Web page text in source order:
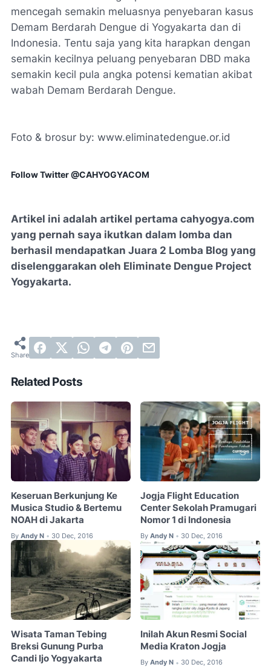
mencegah semakin meluasnya penyebaran kasus
Demam Berdarah Dengue di Yogyakarta dan di
Indonesia. Tentu saja yang kita harapkan dengan
semakin kecilnya peluang penyebaran DBD maka
semakin kecil pula angka potensi kematian akibat
wabah Demam Berdarah Dengue.
Foto & brosur by: www.eliminatedengue.or.id
Follow Twitter @CAHYOGYACOM
Artikel ini adalah artikel pertama cahyogya.com
yang pernah saya ikutkan dalam lomba dan
berhasil mendapatkan Juara 2 Lomba Blog yang
diselenggarakan oleh Eliminate Dengue Project
Yogyakarta.
Related Posts
Keseruan Berkunjung Ke
Musica Studio & Bertemu
NOAH di Jakarta
By Andy N • 30 Dec, 2016
Jogja Flight Education
Center Sekolah Pramugari
Nomor 1 di Indonesia
By Andy N • 30 Dec, 2016
Wisata Taman Tebing
Breksi Gunung Purba
Candi Ijo Yogyakarta
Inilah Akun Resmi Social
Media Kraton Jogja
By Andy N • 30 Dec, 2016